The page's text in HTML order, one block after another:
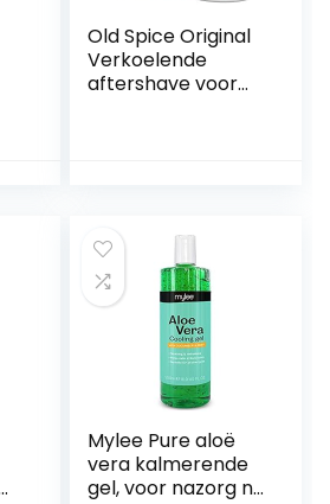
Old Spice Original
Verkoelende
aftershave voor
Mylee Pure aloë
vera kalmerende
gel, voor nazorg na